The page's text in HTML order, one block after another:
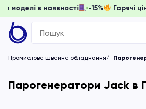
доки моделі в наявності -15%
Search
for:
Промислове швейне обладнання
Парогенератори Jack в